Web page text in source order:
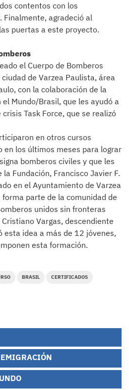
contentos con los
Finalmente, agradeció al
puertas a este proyecto.
el Cuerpo de Bomberos
de Varzea Paulista, área
con la colaboración de la
el Mundo/Brasil, que les ayudó a
Task Force, que se realizó
en otros cursos
en los últimos meses para lograr
bomberos civiles y que les
Fundación, Francisco Javier F.
en el Ayuntamiento de Varzea
parte de la comunidad de
unidos sin fronteras
Cristiano Vargas, descendiente
esta idea a más de 12 jóvenes,
esta formación.
BRASIL CERTIFICADOS